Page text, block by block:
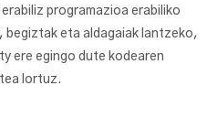
programazioa erabiliko
eta aldagaiak lantzeko,
ere egingo dute kodearen
lortuz.